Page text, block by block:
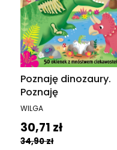
Poznaję dinozaury.
Poznaję
PRODUCENT
WILGA
Cena promocyjna
30,71 zł
34,90 zł